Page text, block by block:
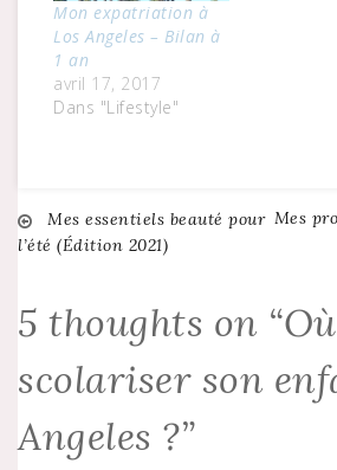
Mon expatriation à
Los Angeles – Bilan à
1 an
avril 17, 2017
Dans "Lifestyle"
Navigation
l’article
Mes essentiels beauté pour
l’été (Édition 2021)
Mes
5 thoughts on “Où
scolariser son
Angeles ?”